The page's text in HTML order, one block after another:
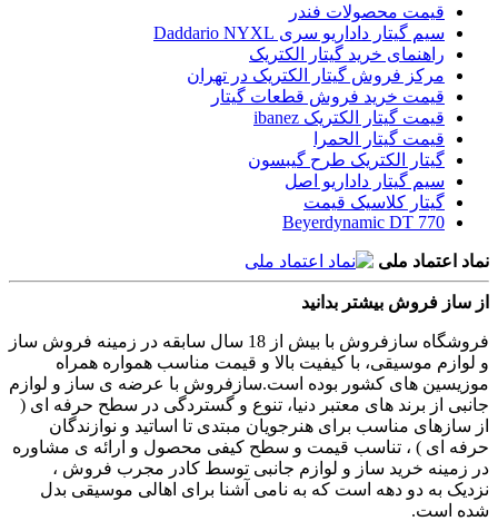
قیمت محصولات فندر
سیم گیتار داداریو سری Daddario NYXL
راهنمای خرید گیتار الکتریک
مرکز فروش گیتار الکتریک در تهران
قیمت خرید فروش قطعات گیتار
قیمت گیتار الکتریک ibanez
قیمت گیتار الحمرا
گیتار الکتریک طرح گیبسون
سیم گیتار داداریو اصل
گیتار کلاسیک قیمت
Beyerdynamic DT 770
نماد اعتماد ملی
از ساز فروش بیشتر بدانید
فروشگاه سازفروش با بیش از 18 سال سابقه در زمینه فروش ساز
و لوازم موسیقی، با کیفیت بالا و قیمت مناسب همواره همراه
موزیسین های کشور بوده است.سازفروش با عرضه ی ساز و لوازم
جانبی از برند های معتبر دنیا، تنوع و گستردگی در سطح حرفه ای (
از سازهای مناسب برای هنرجویان مبتدی تا اساتید و نوازندگان
حرفه ای ) ، تناسب قیمت و سطح کیفی محصول و ارائه ی مشاوره
در زمینه خرید ساز و لوازم جانبی توسط کادر مجرب فروش ،
نزدیک به دو دهه است که به نامی آشنا برای اهالی موسیقی بدل
شده است.